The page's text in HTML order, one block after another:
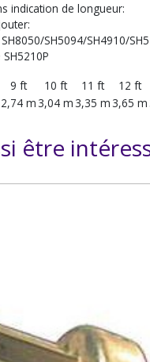
indication de longueur:
SH5094/SH4910/
9 ft 10 ft 11 ft 12 ft
2,74 m 3,04 m 3,35 m 3,65 m
être